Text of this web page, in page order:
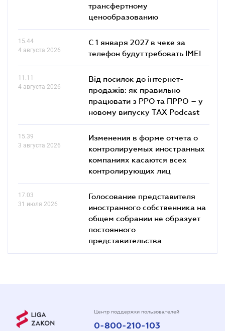
трансфертному
ценообразованию
15.44
4 августа 2026
С 1 января 2027 в чеке за
телефон будут требовать IMEI
11.11
4 августа 2026
Від посилок до інтернет-
продажів: як правильно
працювати з РРО та ПРРО – у
новому випуску TAX Podcast
15.39
3 августа 2026
Изменения в форме отчета о
контролируемых иностранных
компаниях касаются всех
контролирующих лиц
17.03
31 июля 2026
Голосование представителя
иностранного собственника на
общем собрании не образует
постоянного
представительства
Центр поддержки пользователей
0-800-210-103